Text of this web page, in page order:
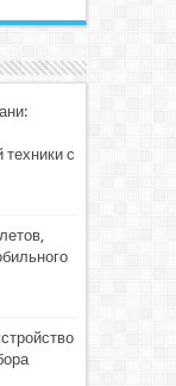
техники с